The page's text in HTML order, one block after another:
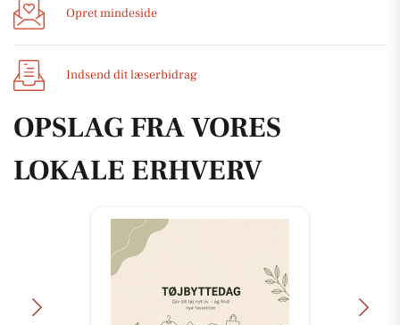
Opret mindeside
Indsend dit læserbidrag
OPSLAG FRA VORES
LOKALE ERHVERV